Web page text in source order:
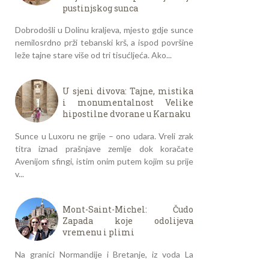
pustinjskog sunca
Dobrodošli u Dolinu kraljeva, mjesto gdje sunce
nemilosrdno prži tebanski krš, a ispod površine
leže tajne stare više od tri tisućljeća. Ako...
U sjeni divova: Tajne, mistika
i monumentalnost Velike
hipostilne dvorane u Karnaku
Sunce u Luxoru ne grije – ono udara. Vreli zrak
titra iznad prašnjave zemlje dok koračate
Avenijom sfingi, istim onim putem kojim su prije
v...
Mont-Saint-Michel: Čudo
Zapada koje odolijeva
vremenu i plimi
Na granici Normandije i Bretanje, iz voda La